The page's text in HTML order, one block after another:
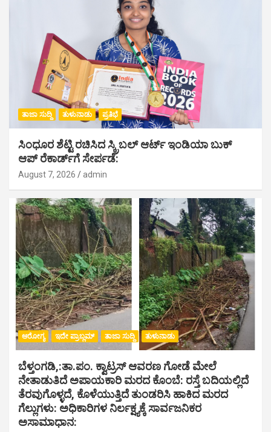
ತಾಜಾ ಸುದ್ದಿ ತುಳುನಾಡು ಪ್ರತಿಭೆ
ಸಿಂಧೂರ ಶೆಟ್ಟಿ ರಚಿಸಿದ ಸ್ಕ್ರಿಬಲ್ ಆರ್ಟ್ ಇಂಡಿಯಾ ಬುಕ್
ಆಪ್ ರೆಕಾರ್ಡ್‌ಗೆ ಸೇರ್ಪಡೆ:
August 7, 2026 admin
ಆರೋಗ್ಯ ಇದೇ ಪ್ರಾಬ್ಲಮ್ ತಾಜಾ ಸುದ್ದಿ ತುಳುನಾಡು
ಬೆಳ್ತಂಗಡಿ,:ತಾ.ಪಂ‌. ಕ್ವಾಟ್ರಸ್ ಆವರಣ ಗೋಡೆ ಮೇಲೆ
ನೇತಾಡುತಿದೆ ಅಪಾಯಕಾರಿ ಮರದ ಕೊಂಬೆ: ರಸ್ತೆ ಬದಿಯಲ್ಲಿದೆ
ತೆರವುಗೊಳ್ಳದೆ, ಕೊಳೆಯುತ್ತಿದೆ ತುಂಡರಿಸಿ ಹಾಕಿದ ಮರದ
ಗೆಲ್ಲುಗಳು: ಅಧಿಕಾರಿಗಳ ನಿರ್ಲಕ್ಷ್ಯಕ್ಕೆ ಸಾರ್ವಜನಿಕರ
ಅಸಾಮಾಧಾನ: